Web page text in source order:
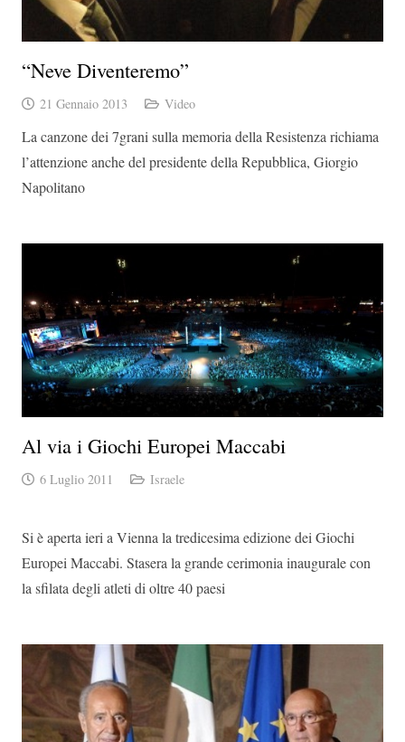
“Neve Diventeremo”
21 Gennaio 2013 Video
La canzone dei 7grani sulla memoria della Resistenza richiama
l’attenzione anche del presidente della Repubblica, Giorgio
Napolitano
Al via i Giochi Europei Maccabi
6 Luglio 2011 Israele
Si è aperta ieri a Vienna la tredicesima edizione dei Giochi
Europei Maccabi. Stasera la grande cerimonia inaugurale con
la sfilata degli atleti di oltre 40 paesi